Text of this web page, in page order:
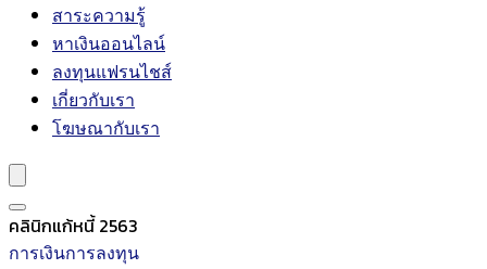
สาระความรู้
หาเงินออนไลน์
ลงทุนแฟรนไชส์
เกี่ยวกับเรา
โฆษณากับเรา
คลินิกแก้หนี้ 2563
การเงินการลงทุน